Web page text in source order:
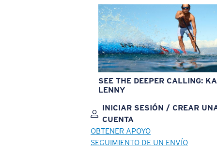
SEE THE DEEPER CALLING:
LENNY
INICIAR SESIÓN / CREAR
CUENTA
OBTENER APOYO
SEGUIMIENTO DE UN ENVÍO